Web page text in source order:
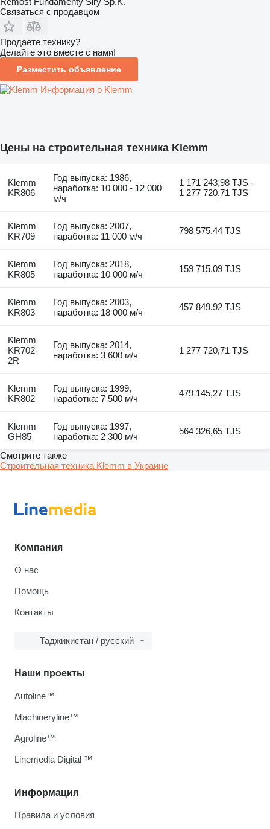
Связаться с продавцом
Продаете технику?
Делайте это вместе с нами!
Разместить объявление
Информация о Klemm
Цены на строительная техника Klemm
Klemm
KR806
Год выпуска: 1986,
наработка: 10 000 - 12 000
м/ч
1 171 243,98 TJS -
1 277 720,71 TJS
Klemm
KR709
Год выпуска: 2007,
наработка: 11 000 м/ч
798 575,44 TJS
Klemm
KR805
Год выпуска: 2018,
наработка: 10 000 м/ч
159 715,09 TJS
Klemm
KR803
Год выпуска: 2003,
наработка: 18 000 м/ч
457 849,92 TJS
Klemm
KR702-
2R
Год выпуска: 2014,
наработка: 3 600 м/ч
1 277 720,71 TJS
Klemm
KR802
Год выпуска: 1999,
наработка: 7 500 м/ч
479 145,27 TJS
Klemm
GH85
Год выпуска: 1997,
наработка: 2 300 м/ч
564 326,65 TJS
Смотрите также
Строительная техника Klemm в Украине
Компания
О нас
Помощь
Контакты
Таджикистан / русский
Информация
Правила и условия
Наши проекты
Autoline™
Machineryline™
Agroline™
Linemedia Digital ™